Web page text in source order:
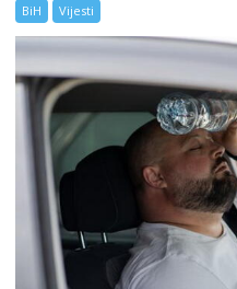
BiH Vijesti